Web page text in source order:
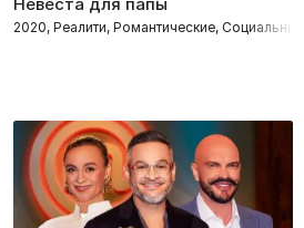
2020, Реалити, Романтические,